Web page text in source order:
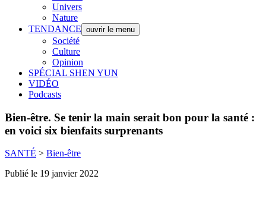
Univers
Nature
TENDANCE ouvrir le menu
Société
Culture
Opinion
SPÉCIAL SHEN YUN
VIDÉO
Podcasts
Bien-être. Se tenir la main serait bon pour la santé :
en voici six bienfaits surprenants
SANTÉ > Bien-être
Publié le 19 janvier 2022